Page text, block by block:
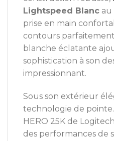
Lightspeed Blanc au
prise en main
contours
blanche éclatante
sophistication à son
impressionnant.
Sous son extérieur
technologie de
HERO 25K de
des performances de